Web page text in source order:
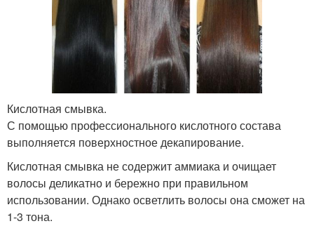
Кислотная смывка.
С помощью профессионального кислотного состава
выполняется поверхностное декапирование.
Кислотная смывка не содержит аммиака и очищает
волосы деликатно и бережно при правильном
использовании. Однако осветлить волосы она сможет на
1-3 тона.